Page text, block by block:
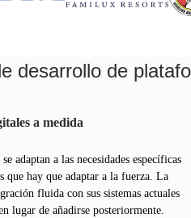
desarrollo de
a medida
adaptan a las necesidades específicas
que hay que adaptar a la fuerza. La
fluida con sus sistemas actuales
lugar de añadirse posteriormente.